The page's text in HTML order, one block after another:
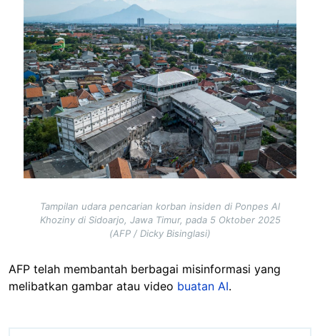
Tampilan udara pencarian korban insiden di Ponpes Al
Khoziny di Sidoarjo, Jawa Timur, pada 5 Oktober 2025
(AFP / Dicky Bisinglasi)
AFP telah membantah berbagai misinformasi yang
melibatkan gambar atau video buatan AI.